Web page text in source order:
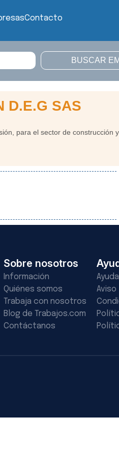
Contacto
D.E.G SAS
para el sector de construcción y
Sobre nosotros
Información
Quiénes somos
Trabaja con nosotros
Blog de Trabajos.com
Contáctanos
Ayuda
Aviso